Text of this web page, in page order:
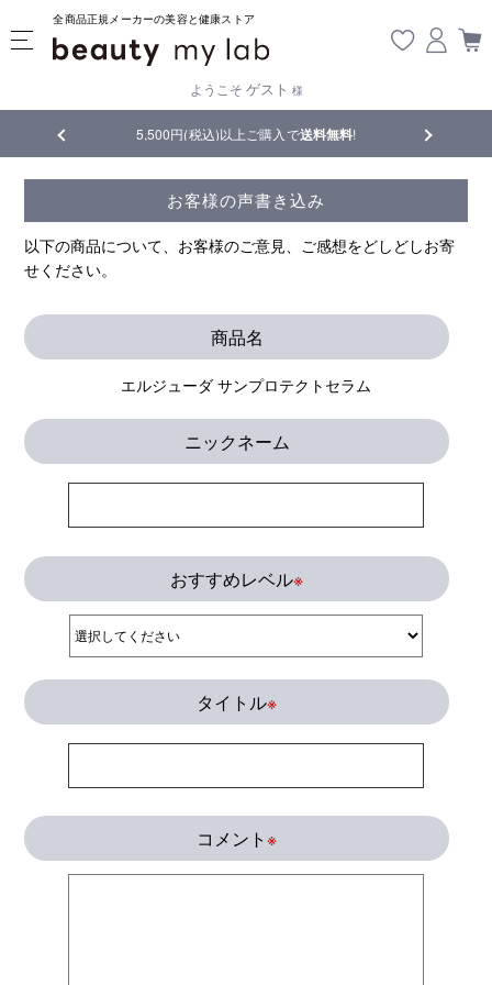
全商品正規メーカーの美容と健康ストア
ようこそ ゲスト 様
5,500円(税込)以上ご購入で送料無料! 【重要】熊本地震の影響により
お客様の声書き込み
以下の商品について、お客様のご意見、ご感想をどしどしお寄
せください。
商品名
エルジューダ サンプロテクトセラム
ニックネーム
おすすめレベル※
タイトル※
コメント※